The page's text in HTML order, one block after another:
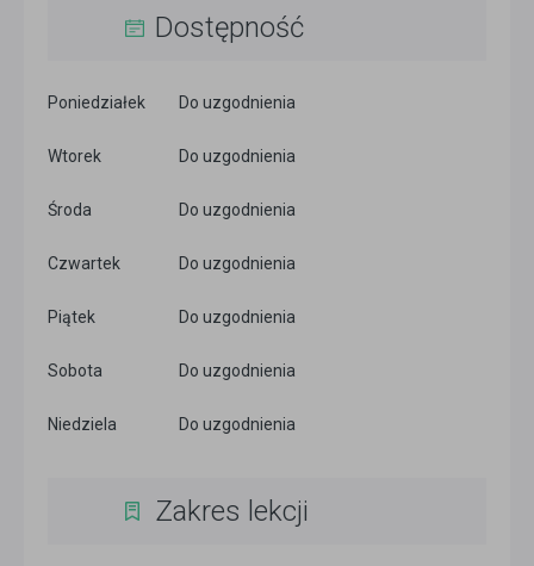
Dostępność
Poniedziałek Do uzgodnienia
Wtorek Do uzgodnienia
Środa Do uzgodnienia
Czwartek Do uzgodnienia
Piątek Do uzgodnienia
Sobota Do uzgodnienia
Niedziela Do uzgodnienia
Zakres lekcji